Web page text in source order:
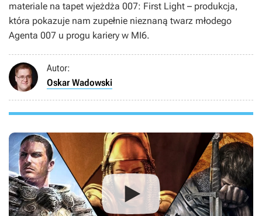
materiale na tapet wjeżdża 007: First Light – produkcja,
która pokazuje nam zupełnie nieznaną twarz młodego
Agenta 007 u progu kariery w MI6.
Autor:
Oskar Wadowski